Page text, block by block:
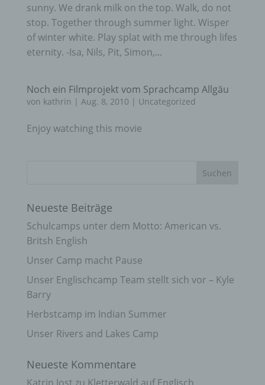
sunny. We drank milk on the top. Walk, do not
stop. Together through summer light. Wisper
of winter white. Play splat with me through lifes
eternity. -Isa, Nils, Pit, Simon,...
Noch ein Filmprojekt vom Sprachcamp Allgäu
von kathrin | Aug. 8, 2010 | Uncategorized
Enjoy watching this movie
Neueste Beiträge
Schulcamps unter dem Motto: American vs.
Britsh English
Unser Camp macht Pause
Unser Englischcamp Team stellt sich vor – Kyle
Barry
Herbstcamp im Indian Summer
Unser Rivers and Lakes Camp
Neueste Kommentare